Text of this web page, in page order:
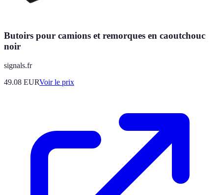
Butoirs pour camions et remorques en caoutchouc
noir
signals.fr
49.08 EURVoir le prix